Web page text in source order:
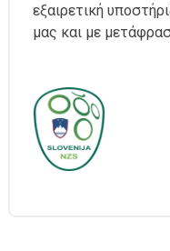
εξαιρετική
μας και με